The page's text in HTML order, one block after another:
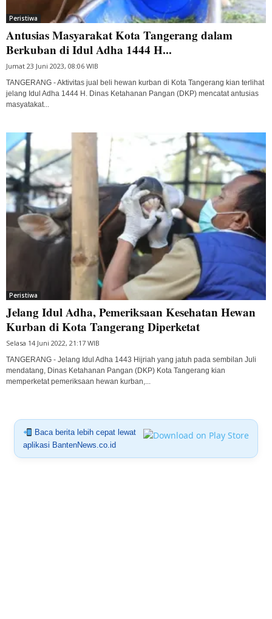
Peristiwa
Antusias Masyarakat Kota Tangerang dalam
Berkuban di Idul Adha 1444 H...
Jumat 23 Juni 2023, 08:06 WIB
TANGERANG - Aktivitas jual beli hewan kurban di Kota Tangerang kian terlihat
jelang Idul Adha 1444 H. Dinas Ketahanan Pangan (DKP) mencatat antusias
masyatakat...
Peristiwa
Jelang Idul Adha, Pemeriksaan Kesehatan Hewan
Kurban di Kota Tangerang Diperketat
Selasa 14 Juni 2022, 21:17 WIB
TANGERANG - Jelang Idul Adha 1443 Hijriah yang jatuh pada sembilan Juli
mendatang, Dinas Ketahanan Pangan (DKP) Kota Tangerang kian
memperketat pemeriksaan hewan kurban,...
Baca berita lebih cepat lewat
aplikasi BantenNews.co.id